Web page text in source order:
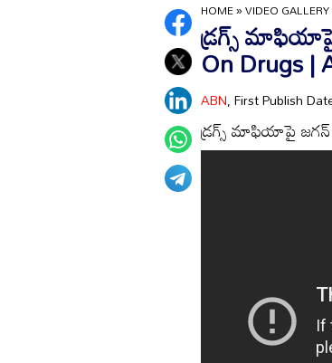
HOME»VIDEO GALLERY
డ్రగ్స్ మాఫియాపై
On Drugs |
ABN, First Publish
డ్రగ్స్ మాఫియాపై జగన్